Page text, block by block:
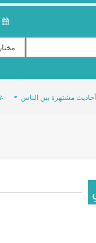
أحاديث مشتهرة بين الناس